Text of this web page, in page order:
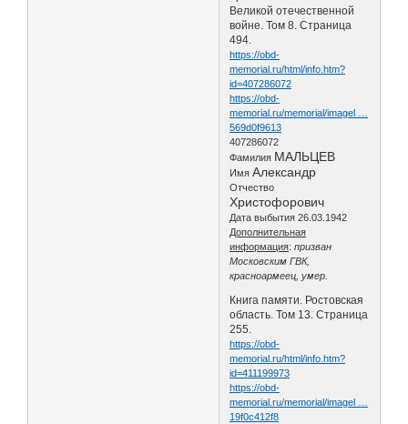
Великой отечественной
войне. Том 8. Страница
494.
https://obd-
memorial.ru/html/info.htm?
id=407286072
https://obd-
memorial.ru/memorial/imagel …
569d0f9613
407286072
Фамилия МАЛЬЦЕВ
ИмяАлександр
Отчество
Христофорович
Дата выбытия 26.03.1942
Дополнительная
информация:призван
Московским ГВК,
красноармеец, умер.
Книга памяти. Ростовская
область. Том 13. Страница
255.
https://obd-
memorial.ru/html/info.htm?
id=411199973
https://obd-
memorial.ru/memorial/imagel …
19f0c412f8